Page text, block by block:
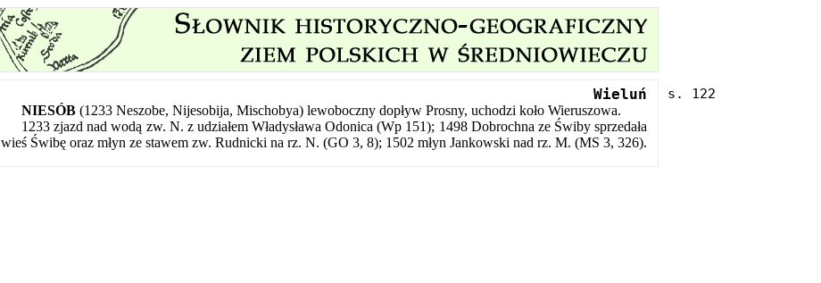
Wieluń
NIESÓB (1233 Neszobe, Nijesobija, Mischobya) lewoboczny dopływ Prosny, uchodzi koło Wieruszowa.
1233 zjazd nad wodą zw. N. z udziałem Władysława Odonica (Wp 151); 1498 Dobrochna ze Świby sprzedała
wieś Świbę oraz młyn ze stawem zw. Rudnicki na rz. N. (GO 3, 8); 1502 młyn Jankowski nad rz. M. (MS 3, 326).